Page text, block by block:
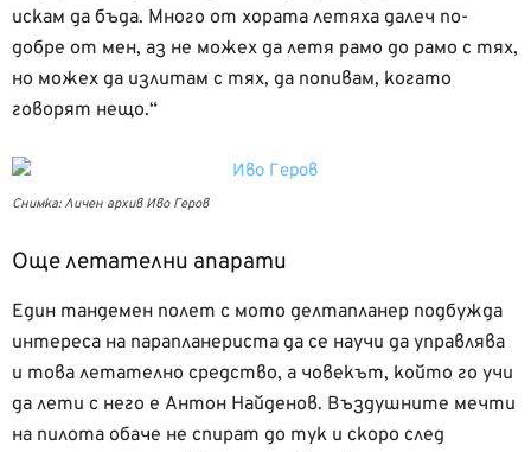
искам да бъда. Много от хората летяха далеч по-
добре от мен, аз не можех да летя рамо до рамо с тях,
но можех да излитам с тях, да попивам, когато
говорят нещо.“
Снимка: Личен архив Иво Геров
Още летателни апарати
Един тандемен полет с мото делтапланер подбужда
интереса на парапланериста да се научи да управлява
и това летателно средство, а човекът, който го учи
да лети с него е Антон Найденов. Въздушните мечти
на пилота обаче не спират до тук и скоро след